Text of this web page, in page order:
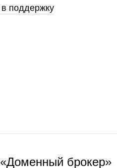
поддержку
«Доменный брокер»